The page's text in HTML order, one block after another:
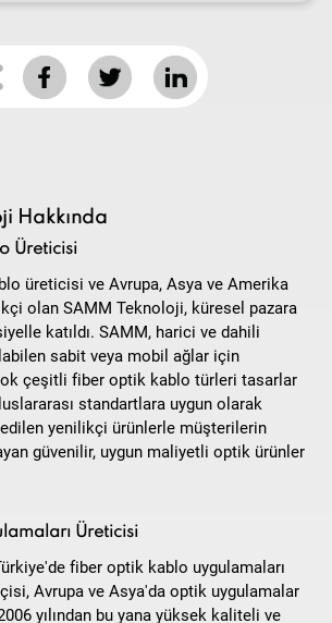
Hakkında
Üreticisi
üreticisi ve Avrupa, Asya ve Amerika
olan SAMM Teknoloji, küresel pazara
katıldı. SAMM, harici ve dahili
sabit veya mobil ağlar için
çeşitli fiber optik kablo türleri tasarlar
standartlara uygun olarak
yenilikçi ürünlerle müşterilerin
güvenilir, uygun maliyetli optik ürünler
Üreticisi
fiber optik kablo uygulamaları
Avrupa ve Asya'da optik uygulamalar
yılından bu yana yüksek kaliteli ve